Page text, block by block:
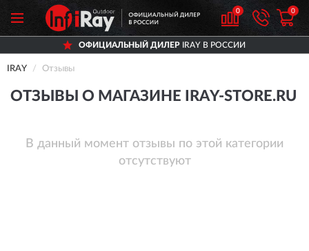
0 0
ОФИЦИАЛЬНЫЙ ДИЛЕРIRAY В РОССИИ
IRAY Отзывы
ОТЗЫВЫ О МАГАЗИНЕ IRAY-STORE.RU
В данный момент отзывы по этой категории
отсутствуют